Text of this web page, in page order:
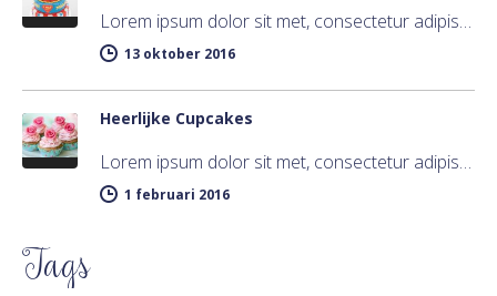
Lorem ipsum dolor sit met, consectetur adipiscing elit. Integer imperdiet iaculis ipsum aliquet ultricies. Sed a tincidunt enim. Mecenas ultraces…
13 oktober 2016
Heerlijke Cupcakes
Lorem ipsum dolor sit met, consectetur adipiscing elit. Integer imperdiet iaculis ipsum aliquet ultricies. Sed a tincidunt enim. Mecenas ultraces…
1 februari 2016
Tags